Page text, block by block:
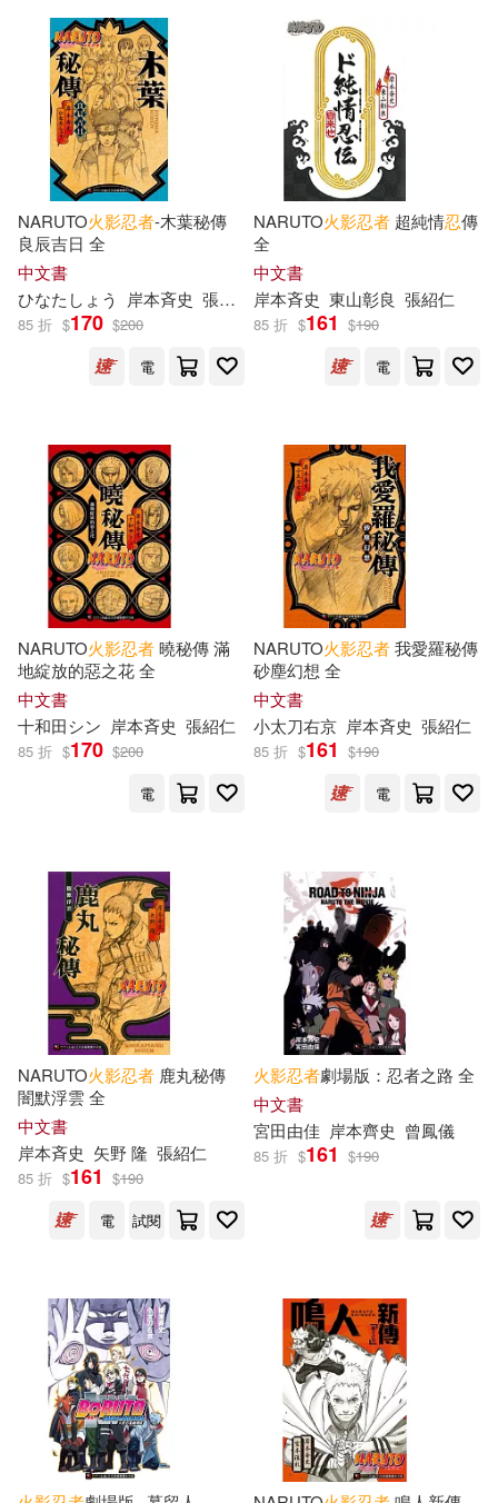
NARUTO火影忍者-木葉秘傳
良辰吉日 全
中文書
ひなたしょう
岸本斉史 張紹仁
85 折 $170 $200
電
NARUTO火影忍者 超純情忍傳
全
中文書
岸本斉史 東山彰良 張紹仁
85 折 $161 $190
電
NARUTO火影忍者曉秘傳 滿
地綻放的惡之花 全
中文書
十和田シン 岸本斉史 張紹仁
85 折 $170 $200
電
NARUTO火影忍者我愛羅秘傳
砂塵幻想 全
中文書
小太刀右京 岸本斉史 張紹仁
85 折 $161 $190
電
NARUTO火影忍者 鹿丸秘傳
闇默浮雲 全
中文書
岸本斉史 矢野 隆 張紹仁
85 折 $161 $190
電
試閱
火影忍者劇場版：忍者之路 全
中文書
宮田由佳 岸本齊史 曾鳳儀
85 折 $161 $190